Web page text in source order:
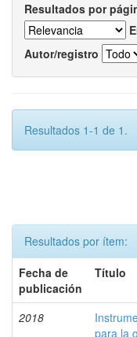
Resultados por
Autor/registro
Resultados 1-1 de 1.
Resultados por ítem:
Fecha de
publicación
Título
2018
para la